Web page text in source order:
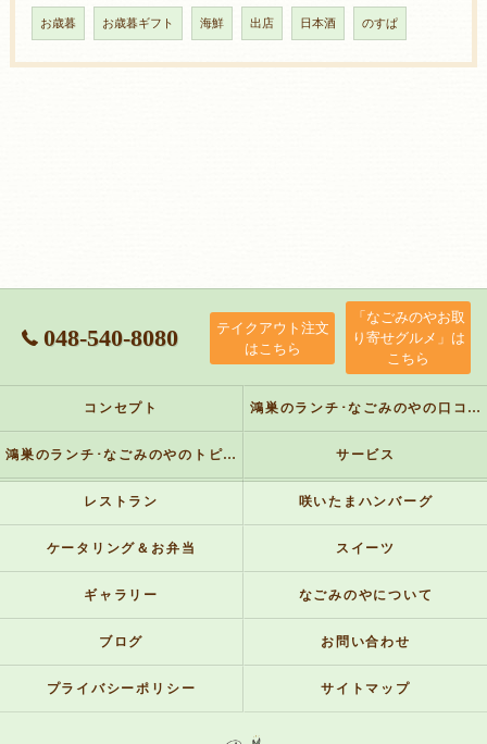
お歳暮 お歳暮ギフト 海鮮 出店 日本酒 のすぱ
048-540-8080
テイクアウト注文
はこちら
「なごみのやお取
り寄せグルメ」は
こちら
コンセプト 鴻巣のランチ･なごみのやの口コミ情報
鴻巣のランチ･なごみのやのトピックス サービス
レストラン 咲いたまハンバーグ
ケータリング＆お弁当 スイーツ
ギャラリー なごみのやについて
ブログ お問い合わせ
プライバシーポリシー サイトマップ